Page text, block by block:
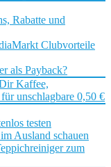
Rabatte und
Clubvorteile
als Payback?
Kaffee,
unschlagbare 0,50 €
testen
Ausland schauen
zum